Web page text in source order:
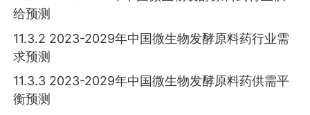
给预测
11.3.2 2023-2029年中国微生物发酵原料药行业需
求预测
11.3.3 2023-2029年中国微生物发酵原料药供需平
衡预测